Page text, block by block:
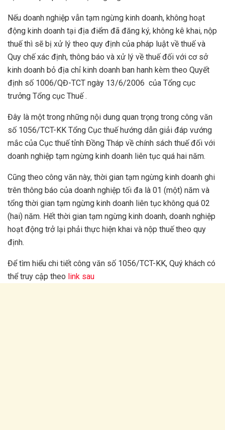
Nếu doanh nghiệp vẫn tạm ngừng kinh doanh, không hoạt
động kinh doanh tại địa điểm đã đăng ký, không kê khai, nộp
thuế thì sẽ bị xử lý theo quy định của pháp luật về thuế và
Quy chế xác định, thông báo và xử lý về thuế đối với cơ sở
kinh doanh bỏ địa chỉ kinh doanh ban hanh kèm theo Quyết
định số 1006/QĐ-TCT ngày 13/6/2006 của Tổng cục
trưởng Tổng cục Thuế .
Đây là một trong những nội dung quan trọng trong công văn
số 1056/TCT-KK Tổng Cục thuế hướng dẫn giải đáp vướng
mắc của Cục thuế tỉnh Đồng Tháp về chính sách thuế đối với
doanh nghiệp tạm ngừng kinh doanh liên tục quá hai năm.
Cũng theo công văn này, thời gian tạm ngừng kinh doanh ghi
trên thông báo của doanh nghiệp tối đa là 01 (một) năm và
tổng thời gian tạm ngừng kinh doanh liên tục không quá 02
(hai) năm. Hết thời gian tạm ngừng kinh doanh, doanh nghiệp
hoạt động trở lại phải thực hiện khai và nộp thuế theo quy
định.
Để tìm hiểu chi tiết công văn số 1056/TCT-KK, Quý khách có
thể truy cập theo link sau